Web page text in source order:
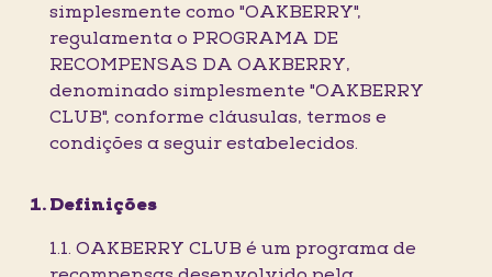
simplesmente como "OAKBERRY",
regulamenta o PROGRAMA DE
RECOMPENSAS DA OAKBERRY,
denominado simplesmente "OAKBERRY
CLUB", conforme cláusulas, termos e
condições a seguir estabelecidos.
Definições
1.1. OAKBERRY CLUB é um programa de